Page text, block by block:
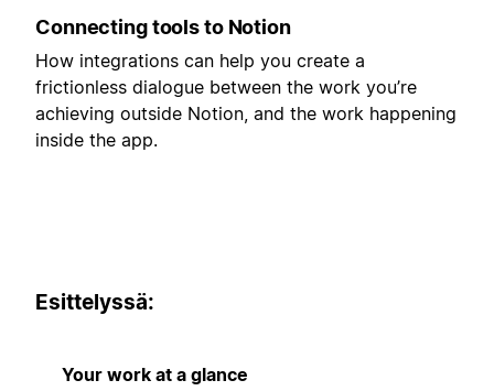
Connecting tools to Notion
How integrations can help you create a
frictionless dialogue between the work you’re
achieving outside Notion, and the work happening
inside the app.
Esittelyssä:
Your work at a glance